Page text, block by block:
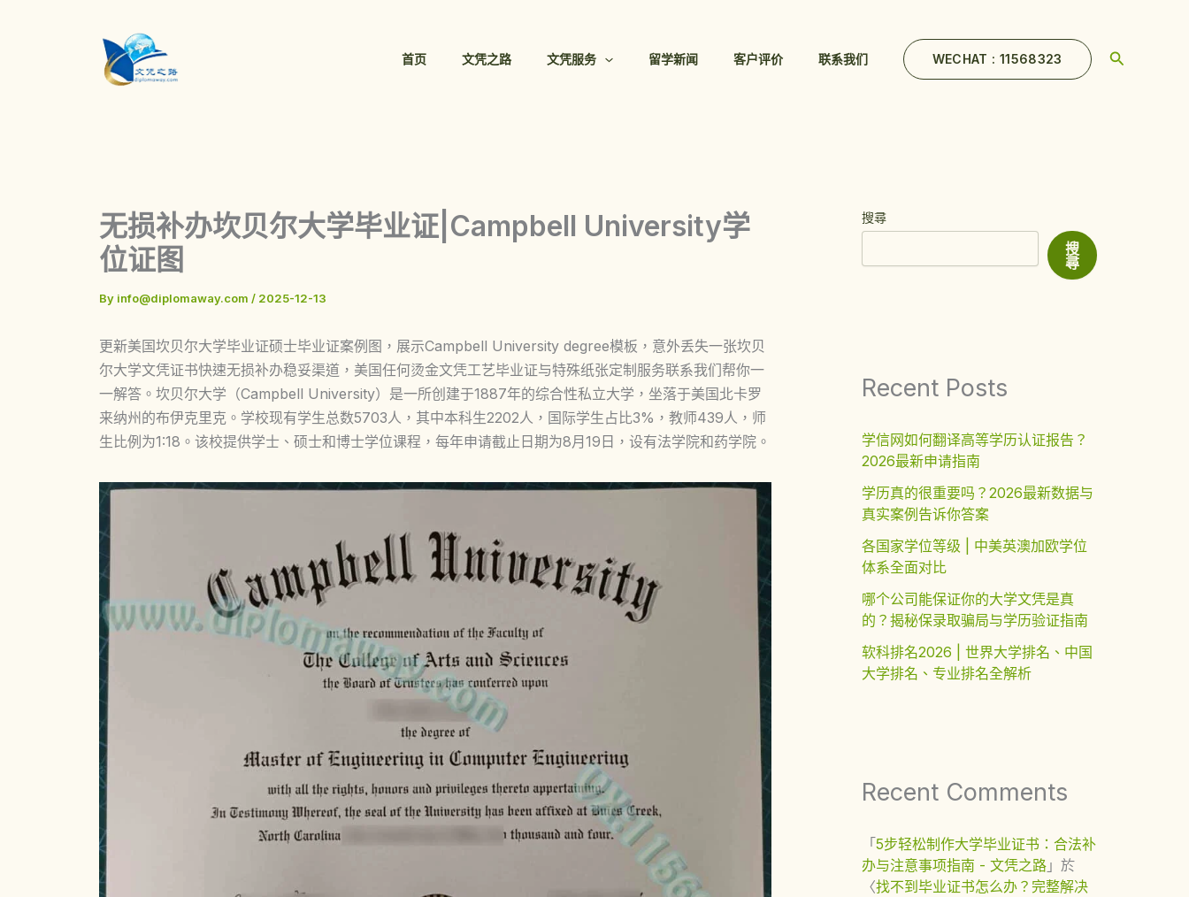
首页 文凭之路 文凭服务 留学新闻 客户评价 联系我们 WECHAT : 11568323 Search
无损补办坎贝尔大学毕业证|Campbell University学
位证图
By info@diplomaway.com / 2025-12-13
更新美国坎贝尔大学毕业证硕士毕业证案例图，展示Campbell University degree模板，意外丢失一张坎贝
尔大学文凭证书快速无损补办稳妥渠道，美国任何烫金文凭工艺毕业证与特殊纸张定制服务联系我们帮你一
一解答。坎贝尔大学（Campbell University）是一所创建于1887年的综合性私立大学，坐落于美国北卡罗
来纳州的布伊克里克。学校现有学生总数5703人，其中本科生2202人，国际学生占比3%，教师439人，师
生比例为1:18。该校提供学士、硕士和博士学位课程，每年申请截止日期为8月19日，设有法学院和药学院。
搜尋
搜
尋
Recent Posts
学信网如何翻译高等学历认证报告？
2026最新申请指南
学历真的很重要吗？2026最新数据与
真实案例告诉你答案
各国家学位等级 | 中美英澳加欧学位
体系全面对比
哪个公司能保证你的大学文凭是真
的？揭秘保录取骗局与学历验证指南
软科排名2026 | 世界大学排名、中国
大学排名、专业排名全解析
Recent Comments
「5步轻松制作大学毕业证书：合法补
办与注意事项指南 - 文凭之路 」於
〈找不到毕业证书怎么办？完整解决